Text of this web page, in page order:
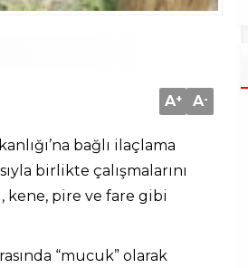
A+ A-
bağlı ilaçlama
birlikte çalışmalarını
kene, pire ve fare gibi
“mucuk” olarak